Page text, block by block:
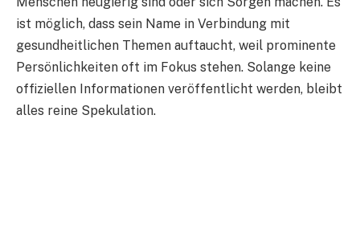
ist möglich, dass sein Name in Verbindung mit
gesundheitlichen Themen auftaucht, weil prominente
Persönlichkeiten oft im Fokus stehen. Solange keine
offiziellen Informationen veröffentlicht werden, bleibt
alles reine Spekulation.